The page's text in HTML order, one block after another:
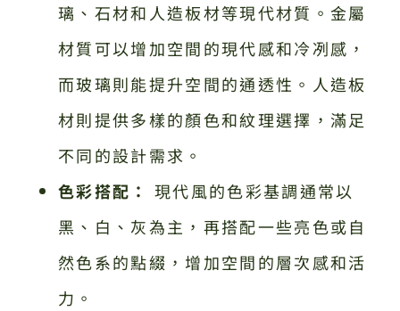
璃、石材和人造板材等現代材質。金屬
材質可以增加空間的現代感和冷冽感，
而玻璃則能提升空間的通透性。人造板
材則提供多樣的顏色和紋理選擇，滿足
不同的設計需求。
色彩搭配：
現代風的色彩基調通常以
黑、白、灰為主，再搭配一些亮色或自
然色系的點綴，增加空間的層次感和活
力。